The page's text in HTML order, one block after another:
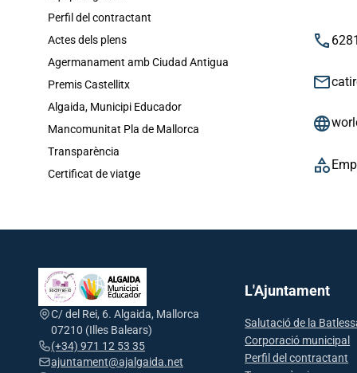
Perfil del contractant
Actes dels plens
Agermanament amb Ciudad Antigua
Premis Castellitx
Algaida, Municipi Educador
Mancomunitat Pla de Mallorca
Transparència
Certificat de viatge
phone
email
language
category
C/ del Rei, 6. Algaida, Mallorca
07210 (Illes Balears)
(+34) 971 12 53 35
ajuntament@ajalgaida.net
L'Ajuntament
Salutació de la
Corporació municipal
Perfil del contractant